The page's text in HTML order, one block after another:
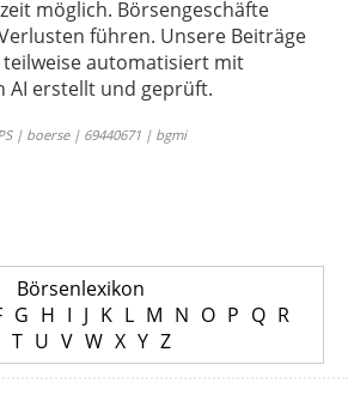
möglich. Börsengeschäfte
führen. Unsere Beiträge
automatisiert mit
AI erstellt und geprüft.
| boerse | 69440671 | bgmi
Börsenlexikon
G H I J K L M N O P Q R
T U V W X Y Z